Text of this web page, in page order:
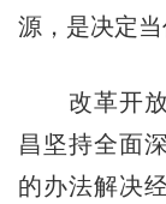
源，是决定当
改革开放
昌坚持全面
的办法解决